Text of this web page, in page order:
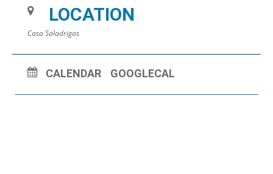
LOCATION
Casa Saladrigas
CALENDAR GOOGLECAL